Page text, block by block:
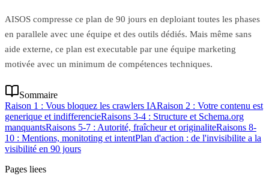
AISOS compresse ce plan de 90 jours en deploiant toutes les phases
en parallele avec une équipe et des outils dédiés. Mais même sans
aide externe, ce plan est executable par une équipe marketing
motivée avec un minimum de compétences techniques.
Sommaire
Raison 1 : Vous bloquez les crawlers IARaison 2 : Votre contenu est
generique et indifferencieRaisons 3-4 : Structure et Schema.org
manquantsRaisons 5-7 : Autorité, fraîcheur et originaliteRaisons 8-
10 : Mentions, monitoting et intentPlan d'action : de l'invisibilite a la
visibilité en 90 jours
Pages liees